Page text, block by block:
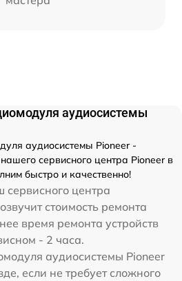
аудиосистемы
аудиосистемы Pioneer -
сервисного центра Pioneer в
быстро и качественно!
центра
стоимость ремонта
время ремонта устройств
- 2 часа.
аудиосистемы Pioneer
если не требует сложного